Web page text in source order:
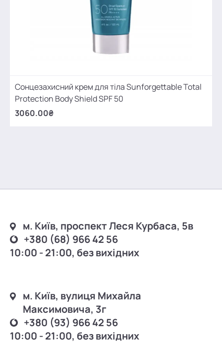
Сонцезахисний крем для тіла Sunforgettable Total
Protection Body Shield SPF 50
3060.00₴
м. Київ, проспект Леся Курбаса, 5в
+380 (68) 966 42 56
10:00 - 21:00, без вихідних
м. Київ, вулиця Михайла
Максимовича, 3г
+380 (93) 966 42 56
10:00 - 21:00, без вихідних